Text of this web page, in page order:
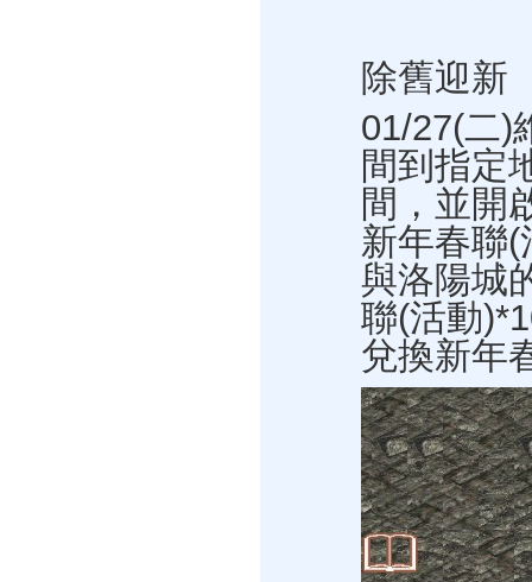
除舊迎新
01/27(二)
間到指定
間，並開
新年春聯
與洛陽城
聯(活動
兌換新年